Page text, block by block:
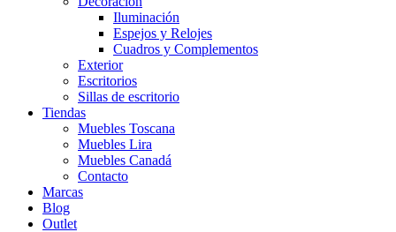
Iluminación
Espejos y Relojes
Cuadros y Complementos
Exterior
Escritorios
Sillas de escritorio
Tiendas
Muebles Toscana
Muebles Lira
Muebles Canadá
Contacto
Marcas
Blog
Outlet